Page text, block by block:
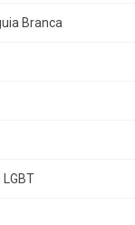
Branca